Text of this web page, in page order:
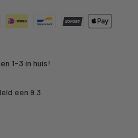
1-3 in huis!
een 9.3